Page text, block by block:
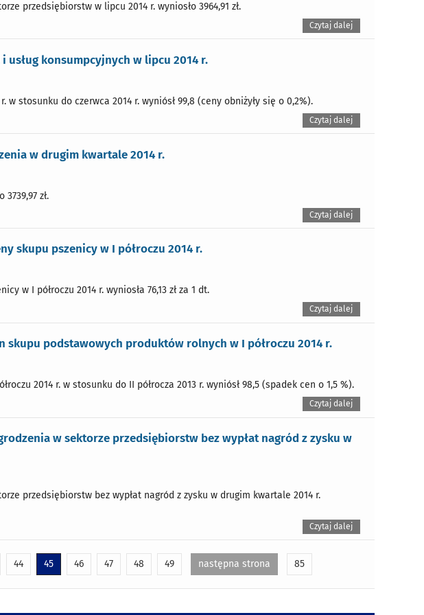
przedsiębiorstw w lipcu 2014 r. wyniosło 3964,91 zł.
Czytaj dalej
konsumpcyjnych w lipcu 2014 r.
stosunku do czerwca 2014 r. wyniósł 99,8 (ceny obniżyły się o 0,2%).
Czytaj dalej
w drugim kwartale 2014 r.
zł.
Czytaj dalej
skupu pszenicy w I półroczu 2014 r.
w I półroczu 2014 r. wyniosła 76,13 zł za 1 dt.
Czytaj dalej
skupu podstawowych produktów rolnych w I półroczu 2014 r.
2014 r. w stosunku do II półrocza 2013 r. wyniósł 98,5 (spadek cen o 1,5 %).
Czytaj dalej
w sektorze przedsiębiorstw bez wypłat nagród z zysku w
przedsiębiorstw bez wypłat nagród z zysku w drugim kwartale 2014 r.
Czytaj dalej
44 45 46 47 48 49 następna strona 85